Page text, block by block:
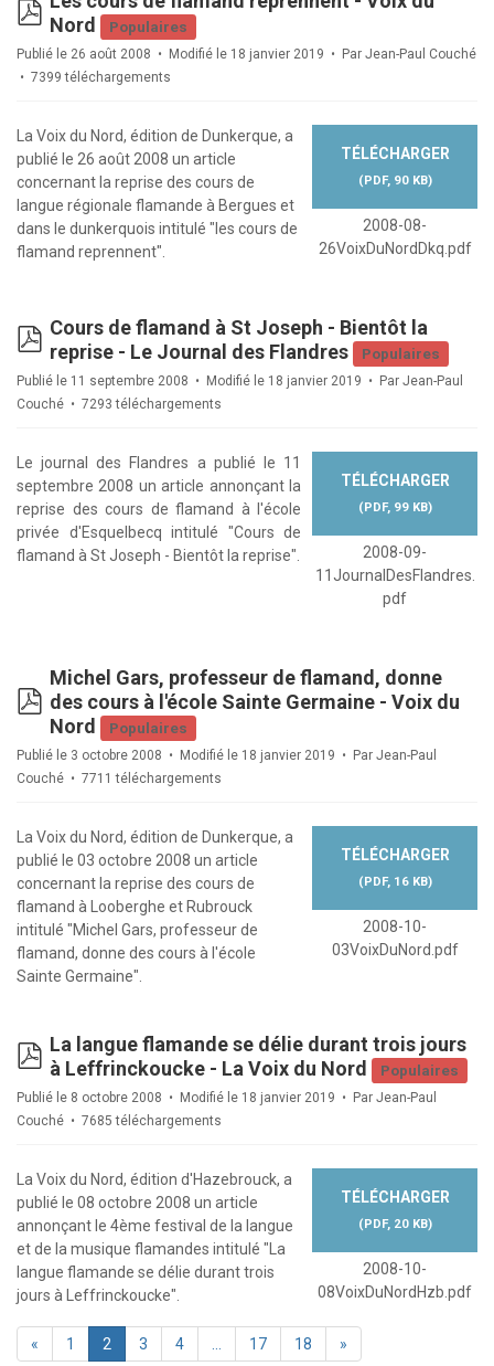
pdf
Nord
Populaires
Publié le 26 août 2008 Modifié le 18 janvier 2019 Par Jean-Paul Couché
7399 téléchargements
TÉLÉCHARGER
(PDF, 90 KB)
2008-08-
26VoixDuNordDkq.pdf
La Voix du Nord, édition de Dunkerque, a
publié le 26 août 2008 un article
concernant la reprise des cours de
langue régionale flamande à Bergues et
dans le dunkerquois intitulé "les cours de
flamand reprennent".
pdf
Cours de flamand à St Joseph - Bientôt la
reprise - Le Journal des Flandres
Populaires
Publié le 11 septembre 2008 Modifié le 18 janvier 2019 Par Jean-Paul
Couché
7293 téléchargements
TÉLÉCHARGER
(PDF, 99 KB)
2008-09-
11JournalDesFlandres.
pdf
Le journal des Flandres a publié le 11
septembre 2008 un article annonçant la
reprise des cours de flamand à l'école
privée d'Esquelbecq intitulé "Cours de
flamand à St Joseph - Bientôt la reprise".
pdf
Michel Gars, professeur de flamand, donne
des cours à l'école Sainte Germaine - Voix du
Nord
Populaires
Publié le 3 octobre 2008 Modifié le 18 janvier 2019 Par Jean-Paul
Couché
7711 téléchargements
TÉLÉCHARGER
(PDF, 16 KB)
2008-10-
03VoixDuNord.pdf
La Voix du Nord, édition de Dunkerque, a
publié le 03 octobre 2008 un article
concernant la reprise des cours de
flamand à Looberghe et Rubrouck
intitulé "Michel Gars, professeur de
flamand, donne des cours à l'école
Sainte Germaine".
pdf
La langue flamande se délie durant trois jours
à Leffrinckoucke - La Voix du Nord
Populaires
Publié le 8 octobre 2008 Modifié le 18 janvier 2019 Par Jean-Paul
Couché
7685 téléchargements
TÉLÉCHARGER
(PDF, 20 KB)
2008-10-
08VoixDuNordHzb.pdf
La Voix du Nord, édition d'Hazebrouck, a
publié le 08 octobre 2008 un article
annonçant le 4ème festival de la langue
et de la musique flamandes intitulé "La
langue flamande se délie durant trois
jours à Leffrinckoucke".
« 1 2 3 4 17 18 »